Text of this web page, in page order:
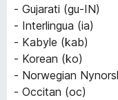
- Gujarati (gu-IN)
- Interlingua (ia)
- Kabyle (kab)
- Korean (ko)
- Norwegian
- Occitan (oc)